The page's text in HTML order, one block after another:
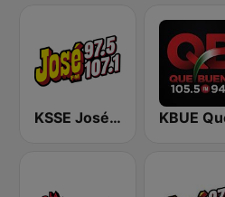
KSSE José 97.5 y 107.1